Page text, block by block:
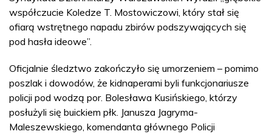
współczucie Koledze T. Mostowiczowi, który stał się
ofiarą wstrętnego napadu zbirów podszywających się
pod hasła ideowe”.
Oficjalnie śledztwo zakończyło się umorzeniem – pomimo
poszlak i dowodów, że kidnaperami byli funkcjonariusze
policji pod wodzą por. Bolesława Kusińskiego, którzy
posłużyli się buickiem płk. Janusza Jagryma-
Maleszewskiego, komendanta głównego Policji